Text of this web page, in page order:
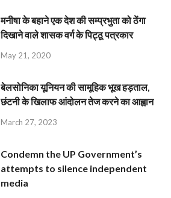
मनीषा के बहाने एक देश की सम्प्रभुता को ठेंगा
दिखाने वाले शासक वर्ग के पिट्ठू पत्रकार
May 21, 2020
बेलसोनिका यूनियन की सामूहिक भूख हड़ताल,
छंटनी के खिलाफ आंदोलन तेज करने का आह्वान
March 27, 2023
Condemn the UP Government’s
attempts to silence independent
media